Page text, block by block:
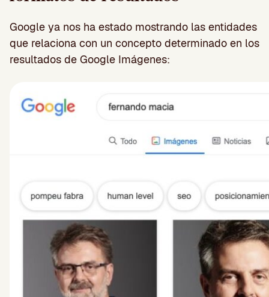
Google ya nos ha estado mostrando las entidades
que relaciona con un concepto determinado en los
resultados de Google Imágenes: